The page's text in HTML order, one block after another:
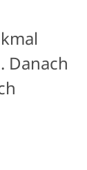
Danach